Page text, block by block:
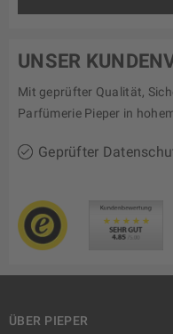
UNSER
Mit geprüfter Qualität,
Parfümerie Pieper in
Geprüfter
ÜBER PIEPER